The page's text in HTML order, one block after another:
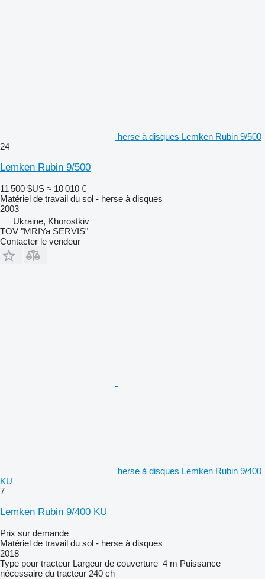
herse à disques Lemken Rubin 9/500
24
Lemken Rubin 9/500
11 500 $US ≈ 10 010 €
Matériel de travail du sol - herse à disques
2003
Ukraine, Khorostkiv
TOV "MRIYa SERVIS"
Contacter le vendeur
herse à disques Lemken Rubin 9/400
KU
7
Lemken Rubin 9/400 KU
Prix sur demande
Matériel de travail du sol - herse à disques
2018
Type pour tracteur Largeur de couverture 4 m Puissance
nécessaire du tracteur 240 ch